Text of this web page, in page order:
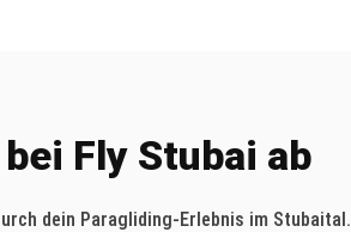
Fly Stubai ab
dein Paragliding-Erlebnis im Stubaital.